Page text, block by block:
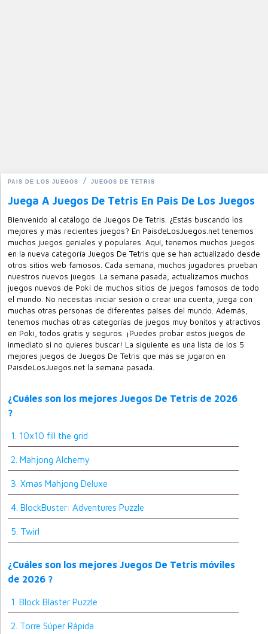
PAIS DE LOS JUEGOS JUEGOS DE TETRIS
Juega A Juegos De Tetris En Pais De Los Juegos
Bienvenido al catálogo de Juegos De Tetris. ¿Estás buscando los
mejores y más recientes juegos? En PaisdeLosJuegos.net tenemos
muchos juegos geniales y populares. Aquí, tenemos muchos juegos
en la nueva categoría Juegos De Tetris que se han actualizado desde
otros sitios web famosos. Cada semana, muchos jugadores prueban
nuestros nuevos juegos. La semana pasada, actualizamos muchos
juegos nuevos de Poki de muchos sitios de juegos famosos de todo
el mundo. No necesitas iniciar sesión o crear una cuenta, juega con
muchas otras personas de diferentes países del mundo. Además,
tenemos muchas otras categorías de juegos muy bonitos y atractivos
en Poki, todos gratis y seguros. ¡Puedes probar estos juegos de
inmediato si no quieres buscar! La siguiente es una lista de los 5
mejores juegos de Juegos De Tetris que más se jugaron en
PaisdeLosJuegos.net la semana pasada.
¿Cuáles son los mejores Juegos De Tetris de 2026
?
1. 10x10 fill the grid
2. Mahjong Alchemy
3. Xmas Mahjong Deluxe
4. BlockBuster: Adventures Puzzle
5. Twirl
¿Cuáles son los mejores Juegos De Tetris móviles
de 2026 ?
1. Block Blaster Puzzle
2. Torre Súper Rápida